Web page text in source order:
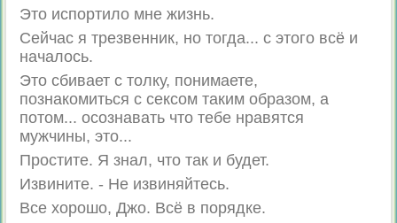
Это испортило мне жизнь.
Сейчас я трезвенник, но тогда... с этого всё и
началось.
Это сбивает с толку, понимаете,
познакомиться с сексом таким образом, а
потом... осознавать что тебе нравятся
мужчины, это...
Простите. Я знал, что так и будет.
Извините. - Не извиняйтесь.
Все хорошо, Джо. Всё в порядке.